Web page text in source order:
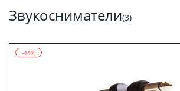
Звукосниматели(3)
-44%